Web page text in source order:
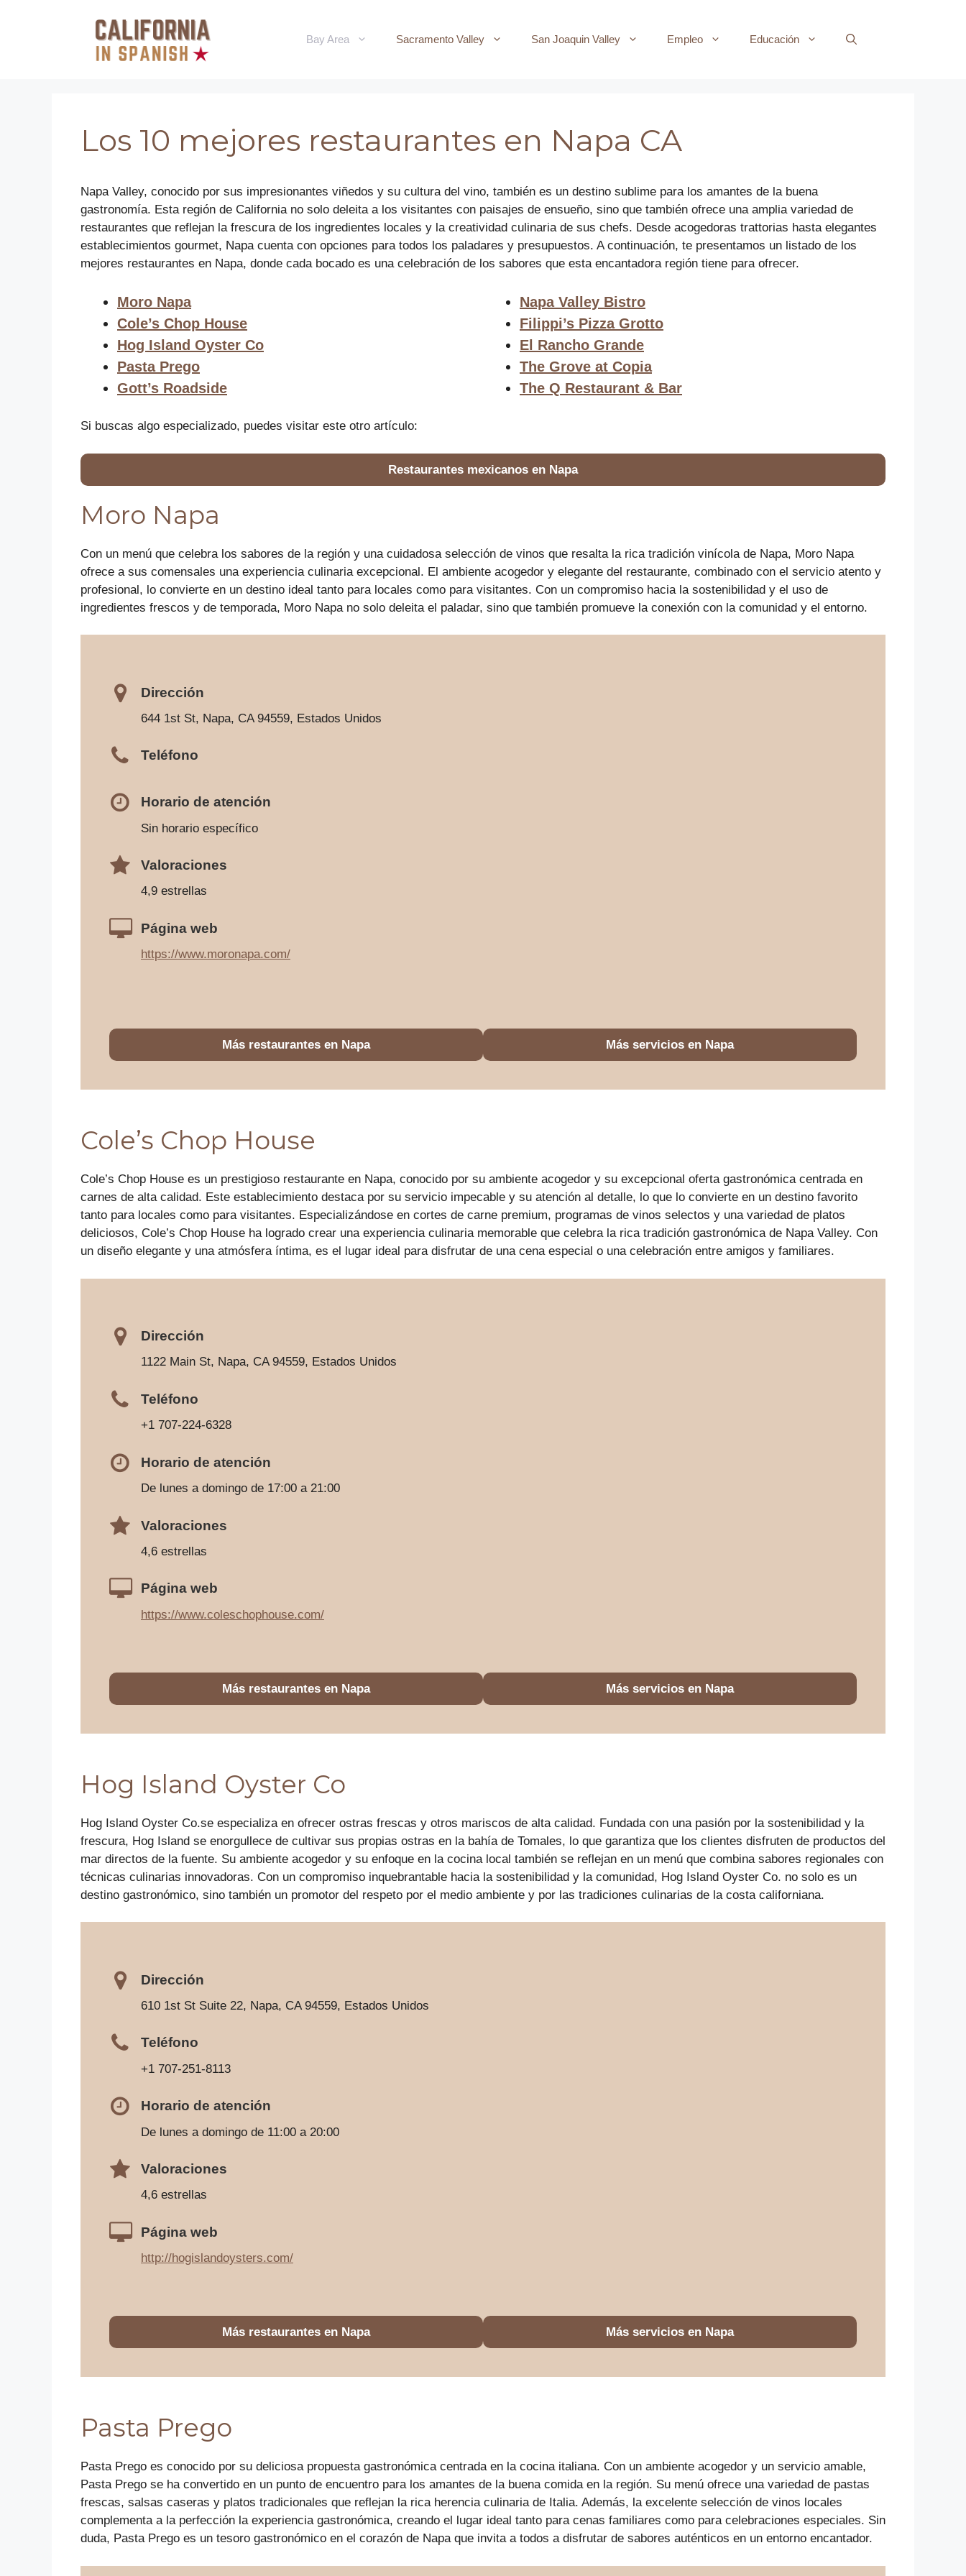
Bay Area Sacramento Valley San Joaquin Valley Empleo Educación
Los 10 mejores restaurantes en Napa CA
Napa Valley, conocido por sus impresionantes viñedos y su cultura del vino, también es un destino sublime para los amantes de la buena
gastronomía. Esta región de California no solo deleita a los visitantes con paisajes de ensueño, sino que también ofrece una amplia variedad de
restaurantes que reflejan la frescura de los ingredientes locales y la creatividad culinaria de sus chefs. Desde acogedoras trattorias hasta elegantes
establecimientos gourmet, Napa cuenta con opciones para todos los paladares y presupuestos. A continuación, te presentamos un listado de los
mejores restaurantes en Napa, donde cada bocado es una celebración de los sabores que esta encantadora región tiene para ofrecer.
Moro Napa
Cole’s Chop House
Hog Island Oyster Co
Pasta Prego
Gott’s Roadside
Napa Valley Bistro
Filippi’s Pizza Grotto
El Rancho Grande
The Grove at Copia
The Q Restaurant & Bar
Si buscas algo especializado, puedes visitar este otro artículo:
Restaurantes mexicanos en Napa
Moro Napa
Con un menú que celebra los sabores de la región y una cuidadosa selección de vinos que resalta la rica tradición vinícola de Napa, Moro Napa
ofrece a sus comensales una experiencia culinaria excepcional. El ambiente acogedor y elegante del restaurante, combinado con el servicio atento y
profesional, lo convierte en un destino ideal tanto para locales como para visitantes. Con un compromiso hacia la sostenibilidad y el uso de
ingredientes frescos y de temporada, Moro Napa no solo deleita el paladar, sino que también promueve la conexión con la comunidad y el entorno.
Dirección
644 1st St, Napa, CA 94559, Estados Unidos
Teléfono
Horario de atención
Sin horario específico
Valoraciones
4,9 estrellas
Página web
https://www.moronapa.com/
Más restaurantes en Napa Más servicios en Napa
Cole’s Chop House
Cole’s Chop House es un prestigioso restaurante en Napa, conocido por su ambiente acogedor y su excepcional oferta gastronómica centrada en
carnes de alta calidad. Este establecimiento destaca por su servicio impecable y su atención al detalle, lo que lo convierte en un destino favorito
tanto para locales como para visitantes. Especializándose en cortes de carne premium, programas de vinos selectos y una variedad de platos
deliciosos, Cole’s Chop House ha logrado crear una experiencia culinaria memorable que celebra la rica tradición gastronómica de Napa Valley. Con
un diseño elegante y una atmósfera íntima, es el lugar ideal para disfrutar de una cena especial o una celebración entre amigos y familiares.
Dirección
1122 Main St, Napa, CA 94559, Estados Unidos
Teléfono
+1 707-224-6328
Horario de atención
De lunes a domingo de 17:00 a 21:00
Valoraciones
4,6 estrellas
Página web
https://www.coleschophouse.com/
Más restaurantes en Napa Más servicios en Napa
Hog Island Oyster Co
Hog Island Oyster Co.se especializa en ofrecer ostras frescas y otros mariscos de alta calidad. Fundada con una pasión por la sostenibilidad y la
frescura, Hog Island se enorgullece de cultivar sus propias ostras en la bahía de Tomales, lo que garantiza que los clientes disfruten de productos del
mar directos de la fuente. Su ambiente acogedor y su enfoque en la cocina local también se reflejan en un menú que combina sabores regionales con
técnicas culinarias innovadoras. Con un compromiso inquebrantable hacia la sostenibilidad y la comunidad, Hog Island Oyster Co. no solo es un
destino gastronómico, sino también un promotor del respeto por el medio ambiente y por las tradiciones culinarias de la costa californiana.
Dirección
610 1st St Suite 22, Napa, CA 94559, Estados Unidos
Teléfono
+1 707-251-8113
Horario de atención
De lunes a domingo de 11:00 a 20:00
Valoraciones
4,6 estrellas
Página web
http://hogislandoysters.com/
Más restaurantes en Napa Más servicios en Napa
Pasta Prego
Pasta Prego es conocido por su deliciosa propuesta gastronómica centrada en la cocina italiana. Con un ambiente acogedor y un servicio amable,
Pasta Prego se ha convertido en un punto de encuentro para los amantes de la buena comida en la región. Su menú ofrece una variedad de pastas
frescas, salsas caseras y platos tradicionales que reflejan la rica herencia culinaria de Italia. Además, la excelente selección de vinos locales
complementa a la perfección la experiencia gastronómica, creando el lugar ideal tanto para cenas familiares como para celebraciones especiales. Sin
duda, Pasta Prego es un tesoro gastronómico en el corazón de Napa que invita a todos a disfrutar de sabores auténticos en un entorno encantador.